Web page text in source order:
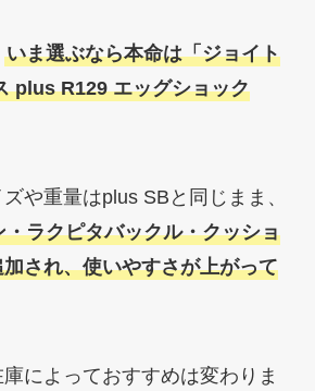
いま選ぶなら本命は「ジョイト
plus R129 エッグショック
や重量はplus SBと同じまま、
ラクピタバックル・クッショ
され、使いやすさが上がって
によっておすすめは変わりま